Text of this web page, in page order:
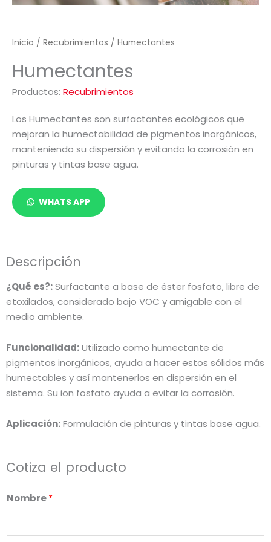
Inicio / Recubrimientos / Humectantes
Humectantes
Productos: Recubrimientos
Los Humectantes son surfactantes ecológicos que
mejoran la humectabilidad de pigmentos inorgánicos,
manteniendo su dispersión y evitando la corrosión en
pinturas y tintas base agua.
WHATS APP
Descripción
¿Qué es?:Surfactante a base de éster fosfato, libre de
etoxilados, considerado bajo VOC y amigable con el
medio ambiente.
Funcionalidad:Utilizado como humectante de
pigmentos inorgánicos, ayuda a hacer estos sólidos más
humectables y así mantenerlos en dispersión en el
sistema. Su ion fosfato ayuda a evitar la corrosión.
Aplicación:Formulación de pinturas y tintas base agua.
Cotiza el producto
Nombre*